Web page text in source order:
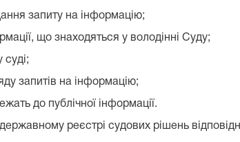
запиту на інформацію;
що знаходяться у володінні Суду;
суді;
запитів на інформацію;
до публічної інформації.
реєстрі судових рішень